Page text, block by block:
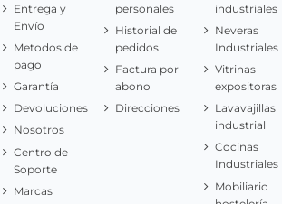
Entrega y
Envío
Metodos de
pago
Garantía
Devoluciones
Nosotros
Centro de
Soporte
Marcas
personales
Historial de
pedidos
Factura por
abono
Direcciones
industriales
Neveras
Industriales
Vitrinas
expositoras
Lavavajillas
industrial
Cocinas
Industriales
Mobiliario